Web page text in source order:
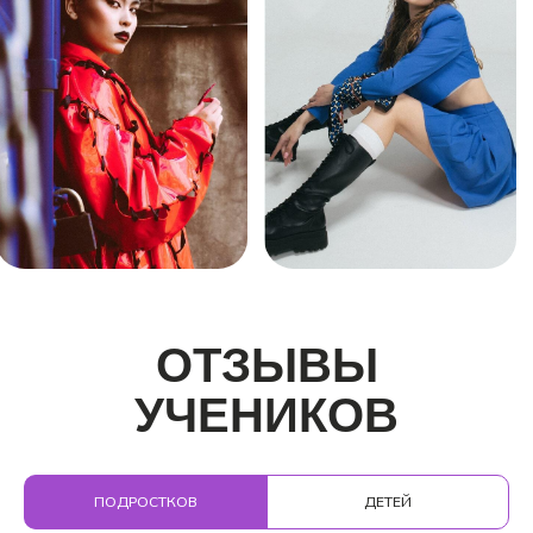
ОТЗЫВЫ
УЧЕНИКОВ
О ШКОЛЕ
SIGMA
ПОДРОСТКОВ ДЕТЕЙ